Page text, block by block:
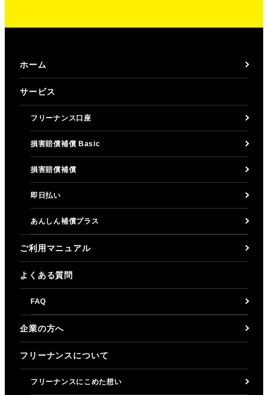
ホーム
サービス
フリーナンス口座
損害賠償補償 Basic
損害賠償補償
即日払い
あんしん補償プラス
ご利用マニュアル
よくある質問
FAQ
企業の方へ
フリーナンスについて
フリーナンスにこめた想い